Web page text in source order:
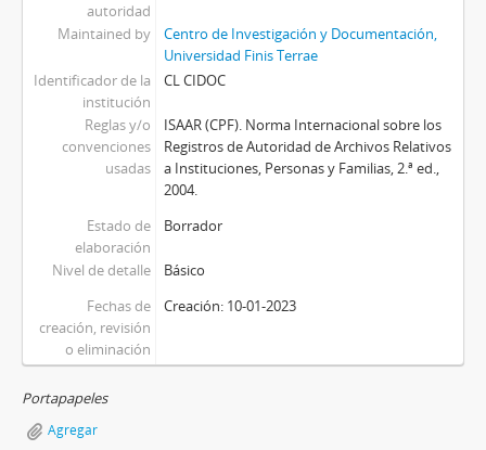
autoridad
Maintained by
Centro de Investigación y Documentación,
Universidad Finis Terrae
Identificador de la
institución
CL CIDOC
Reglas y/o
convenciones
usadas
ISAAR (CPF). Norma Internacional sobre los
Registros de Autoridad de Archivos Relativos
a Instituciones, Personas y Familias, 2.ª ed.,
2004.
Estado de
elaboración
Borrador
Nivel de detalle
Básico
Fechas de
creación, revisión
o eliminación
Creación: 10-01-2023
Portapapeles
Agregar